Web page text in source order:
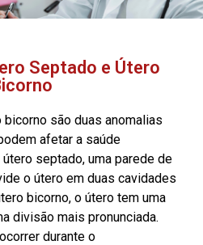
Septado e Útero
são duas anomalias
afetar a saúde
septado, uma parede de
o útero em duas cavidades
bicorno, o útero tem uma
divisão mais pronunciada.
durante o